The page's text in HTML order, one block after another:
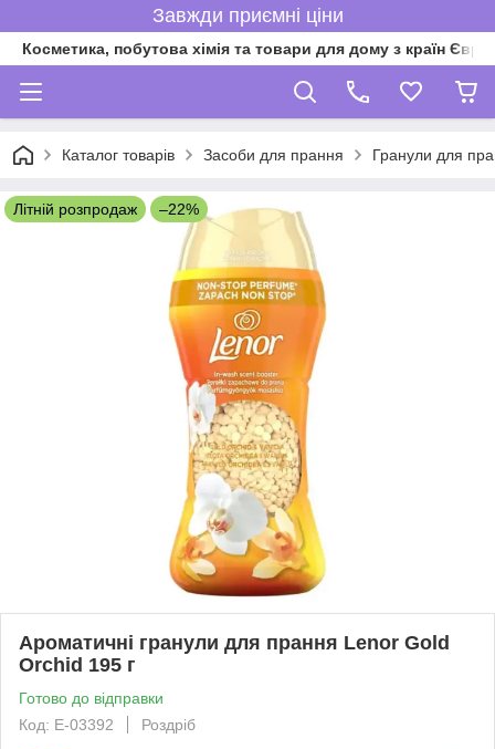
Завжди приємні ціни
Косметика, побутова хімія та товари для дому з країн
Каталог товарів Засоби для прання Гранули для
Літній розпродаж –22%
Ароматичні гранули для прання Lenor Gold
Orchid 195 г
Готово до відправки
Код: Е-03392
Роздріб